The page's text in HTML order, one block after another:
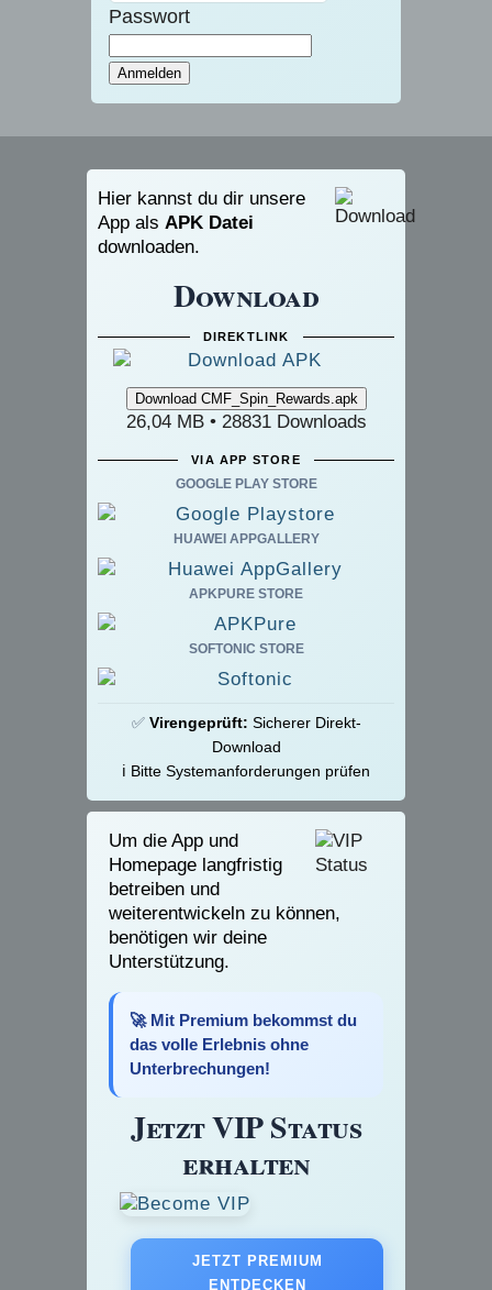
Passwort
Hier kannst du dir unsere
App als APK Datei
downloaden.
Download
DIREKTLINK
26,04 MB • 28831 Downloads
VIA APP STORE
GOOGLE PLAY STORE
HUAWEI APPGALLERY
APKPURE STORE
SOFTONIC STORE
✅ Virengeprüft: Sicherer Direkt-
Download
ℹ️ Bitte Systemanforderungen prüfen
Um die App und
Homepage langfristig
betreiben und
weiterentwickeln zu können,
benötigen wir deine
Unterstützung.
🚀 Mit Premium bekommst du
das volle Erlebnis ohne
Unterbrechungen!
Jetzt VIP Status
erhalten
JETZT PREMIUM
ENTDECKEN